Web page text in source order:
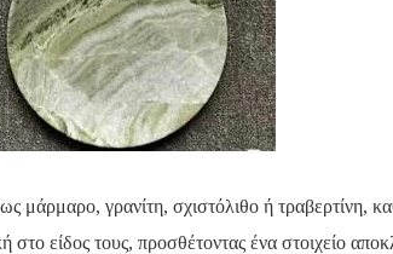
μάρμαρο, γρανίτη, σχιστόλιθο ή τραβερτίνη,
είδος τους, προσθέτοντας ένα στοιχείο